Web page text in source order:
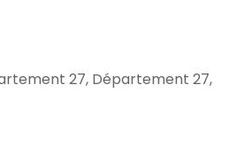
27, Département 27,